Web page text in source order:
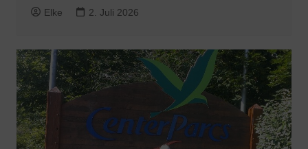
Elke 2. Juli 2026